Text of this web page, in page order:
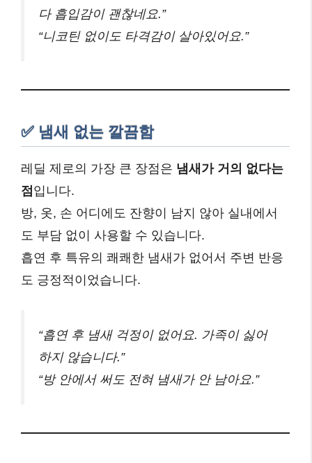
다 흡입감이 괜찮네요.”
“니코틴 없이도 타격감이 살아있어요.”
✅ 냄새 없는 깔끔함
레딜 제로의 가장 큰 장점은 냄새가 거의 없다는
점 입니다.
방, 옷, 손 어디에도 잔향이 남지 않아 실내에서
도 부담 없이 사용할 수 있습니다.
흡연 후 특유의 쾌쾌한 냄새가 없어서 주변 반응
도 긍정적이었습니다.
“흡연 후 냄새 걱정이 없어요. 가족이 싫어
하지 않습니다.”
“방 안에서 써도 전혀 냄새가 안 남아요.”